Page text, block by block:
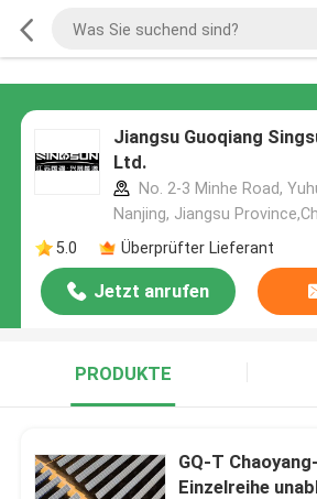
Jiangsu Guoqiang
Ltd.
No. 2-3 Minhe Road,
Nanjing, Jiangsu
5.0
Überprüfter Lieferant
Jetzt anrufen
PRODUKTE
GQ-T
Einzelreihe